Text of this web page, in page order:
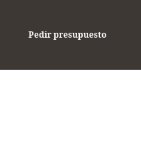
Pedir presupuesto